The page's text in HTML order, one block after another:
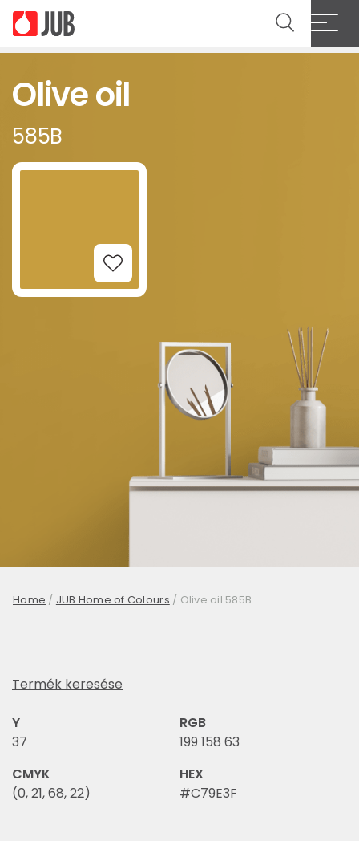
Olive oil
585B
Add to Wishlist
Home / JUB Home of Colours / Olive oil 585B
Termék keresése
Y
37
RGB
199 158 63
CMYK
(0, 21, 68, 22)
HEX
#C79E3F